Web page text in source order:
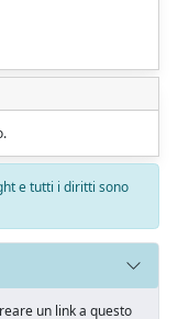
e tutti i diritti sono
un link a questo